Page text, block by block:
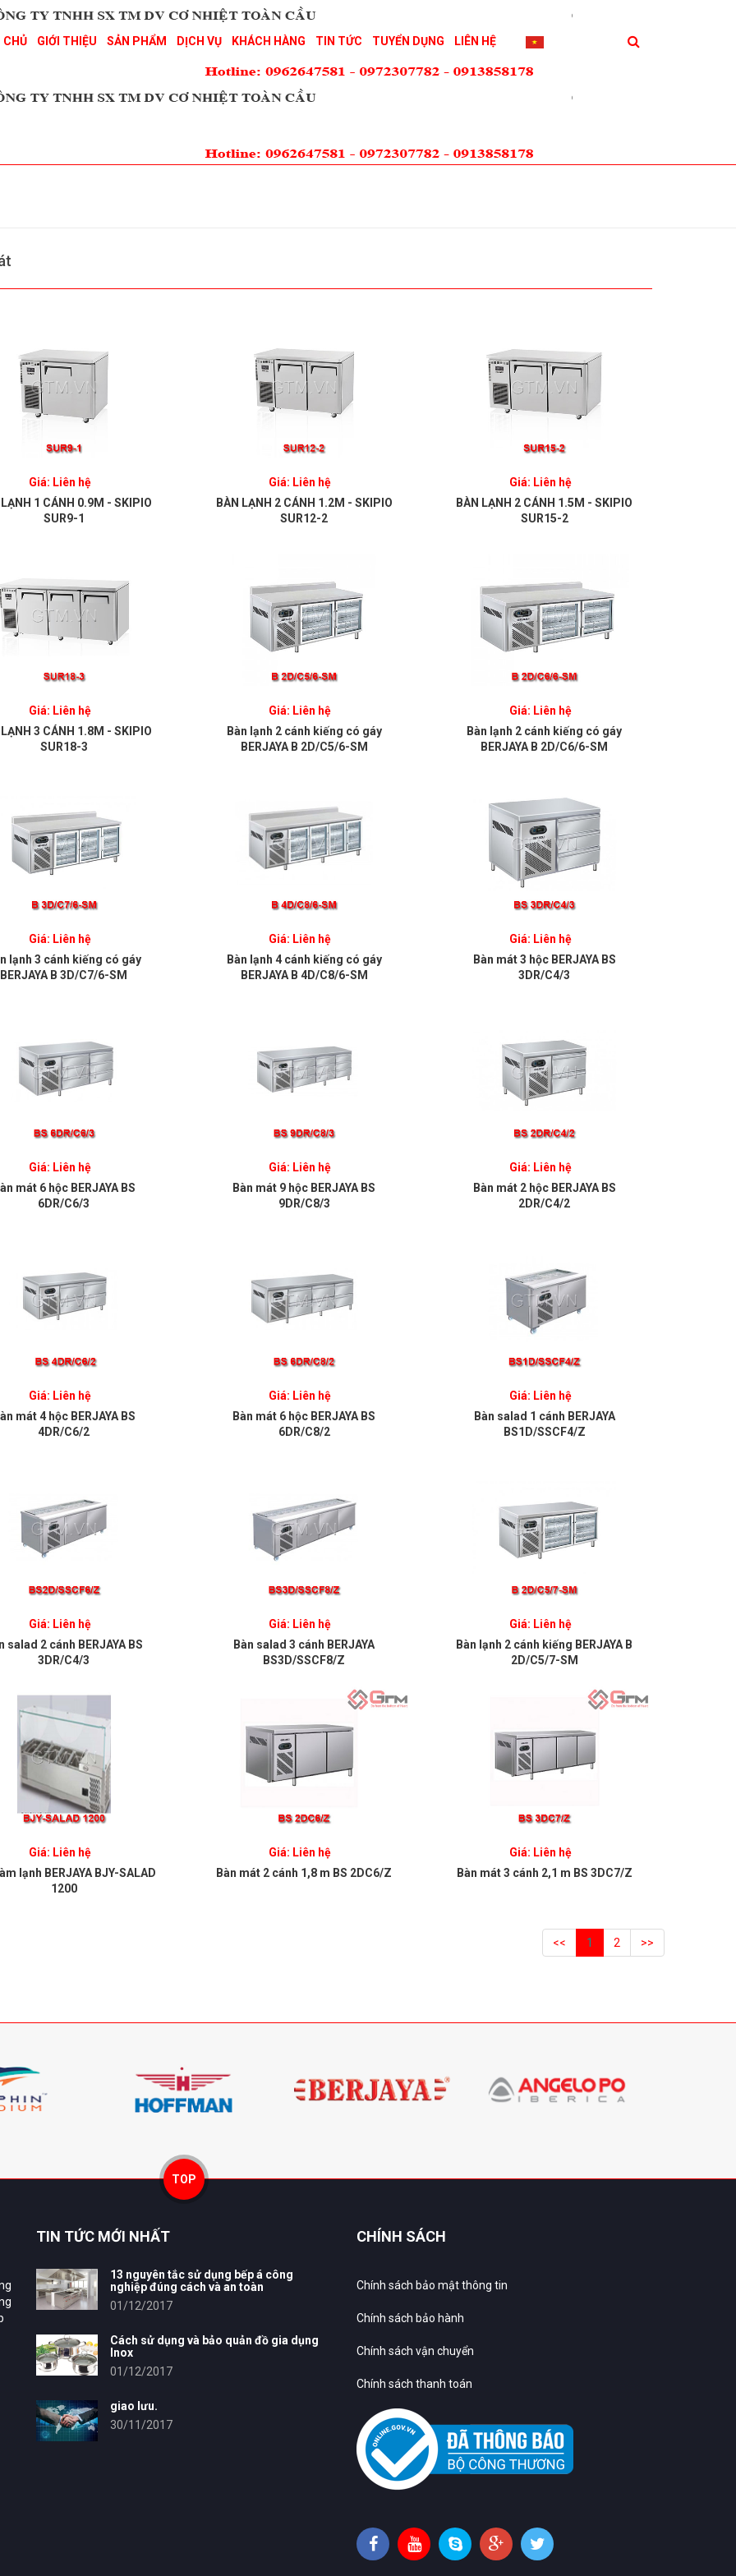
CHỦ GIỚI THIỆU SẢN PHẨM DỊCH VỤ KHÁCH HÀNG TIN TỨC TUYỂN DỤNG LIÊN HỆ
Giá: Liên hệ
1 CÁNH 0.9M - SKIPIO
SUR9-1
Giá: Liên hệ
BÀN LẠNH 2 CÁNH 1.2M - SKIPIO
SUR12-2
Giá: Liên hệ
BÀN LẠNH 2 CÁNH 1.5M - SKIPIO
SUR15-2
Giá: Liên hệ
3 CÁNH 1.8M - SKIPIO
SUR18-3
Giá: Liên hệ
Bàn lạnh 2 cánh kiếng có gáy
BERJAYA B 2D/C5/6-SM
Giá: Liên hệ
Bàn lạnh 2 cánh kiếng có gáy
BERJAYA B 2D/C6/6-SM
Giá: Liên hệ
lạnh 3 cánh kiếng có gáy
BERJAYA B 3D/C7/6-SM
Giá: Liên hệ
Bàn lạnh 4 cánh kiếng có gáy
BERJAYA B 4D/C8/6-SM
Giá: Liên hệ
Bàn mát 3 hộc BERJAYA BS
3DR/C4/3
Giá: Liên hệ
mát 6 hộc BERJAYA BS
6DR/C6/3
Giá: Liên hệ
Bàn mát 9 hộc BERJAYA BS
9DR/C8/3
Giá: Liên hệ
Bàn mát 2 hộc BERJAYA BS
2DR/C4/2
Giá: Liên hệ
mát 4 hộc BERJAYA BS
4DR/C6/2
Giá: Liên hệ
Bàn mát 6 hộc BERJAYA BS
6DR/C8/2
Giá: Liên hệ
Bàn salad 1 cánh BERJAYA
BS1D/SSCF4/Z
Giá: Liên hệ
salad 2 cánh BERJAYA BS
3DR/C4/3
Giá: Liên hệ
Bàn salad 3 cánh BERJAYA
BS3D/SSCF8/Z
Giá: Liên hệ
Bàn lạnh 2 cánh kiếng BERJAYA B
2D/C5/7-SM
Giá: Liên hệ
lạnh BERJAYA BJY-SALAD
1200
Giá: Liên hệ
Bàn mát 2 cánh 1,8 m BS 2DC6/Z
Giá: Liên hệ
Bàn mát 3 cánh 2,1 m BS 3DC7/Z
<< 1 2 >>
TOP
TIN TỨC MỚI NHẤT
13 nguyên tắc sử dụng bếp á công
nghiệp đúng cách và an toàn
01/12/2017
Cách sử dụng và bảo quản đồ gia dụng
Inox
01/12/2017
giao lưu.
30/11/2017
CHÍNH SÁCH
Chính sách bảo mật thông tin
Chính sách bảo hành
Chính sách vận chuyển
Chính sách thanh toán